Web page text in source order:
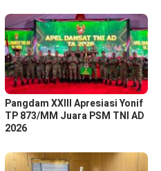
Pangdam XXIII Apresiasi Yonif
TP 873/MM Juara PSM TNI AD
2026